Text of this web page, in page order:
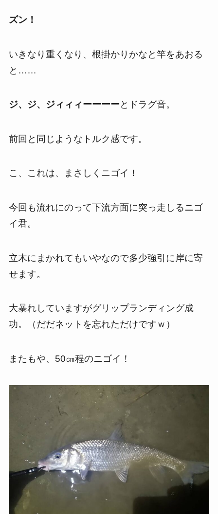
ズン！
いきなり重くなり、根掛かりかなと竿をあおる
と……
ジ、ジ、ジィィィーーーーとドラグ音。
前回と同じようなトルク感です。
こ、これは、まさしくニゴイ！
今回も流れにのって下流方面に突っ走しるニゴ
イ君。
立木にまかれてもいやなので多少強引に岸に寄
せます。
大暴れしていますがグリップランディング成
功。（だだネットを忘れただけですｗ）
またもや、50㎝程のニゴイ！